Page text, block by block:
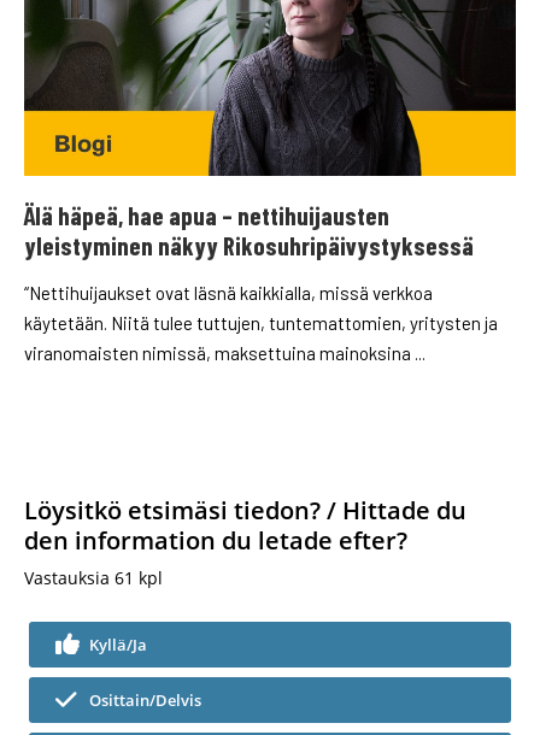
Älä häpeä, hae apua – nettihuijausten
yleistyminen näkyy Rikosuhripäivystyksessä
“Nettihuijaukset ovat läsnä kaikkialla, missä verkkoa
käytetään. Niitä tulee tuttujen, tuntemattomien, yritysten ja
viranomaisten nimissä, maksettuina mainoksina ...
Löysitkö etsimäsi tiedon? / Hittade du
den information du letade efter?
Vastauksia 61 kpl
Kyllä/Ja
Osittain/Delvis